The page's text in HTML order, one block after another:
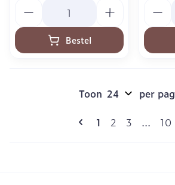
Bestel
Pagina's
U lees
1 Pagina
2 Pagina
3 ... 10
Toon per